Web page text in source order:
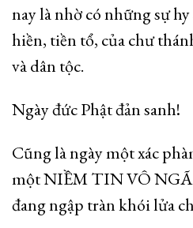
nay là nhờ có những sự
hiền, tiền tổ, của chư
và dân tộc.
Ngày đức Phật đản sanh!
Cũng là ngày một xác
một NIỀM TIN VÔ
đang ngập tràn khói lửa